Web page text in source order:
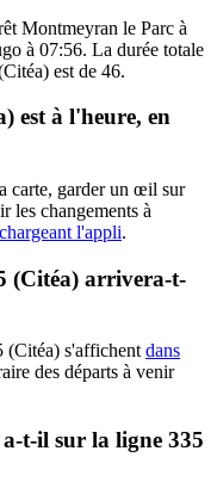
Montmeyran le Parc à
à 07:56. La durée totale
est de 46.
est à l'heure, en
carte, garder un œil sur
les changements à
l'appli.
(Citéa) arrivera-t-
(Citéa) s'affichent dans
des départs à venir
t-il sur la ligne 335